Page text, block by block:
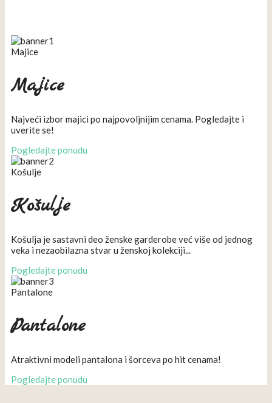
Majice
Majice
Najveći izbor majici po najpovoljnijim cenama. Pogledajte i
uverite se!
Pogledajte ponudu
Košulje
Košulje
Košulja je sastavni deo ženske garderobe već više od jednog
veka i nezaobilazna stvar u ženskoj kolekciji...
Pogledajte ponudu
Pantalone
Pantalone
Atraktivni modeli pantalona i šorceva po hit cenama!
Pogledajte ponudu